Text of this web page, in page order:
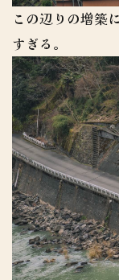
この辺りの増築
すぎる。